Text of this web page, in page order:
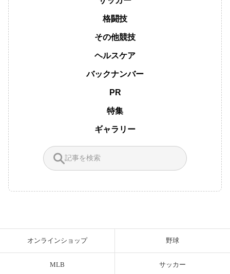
格闘技
その他競技
ヘルスケア
バックナンバー
PR
特集
ギャラリー
オンラインショップ 野球
MLB サッカー